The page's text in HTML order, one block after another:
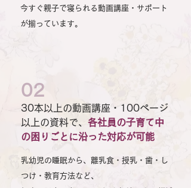
今すぐ親子で寝られる動画講座・サポート
が揃っています。
30本以上の動画講座・100ページ
以上の資料で、 各社員の子育て中
の困りごとに沿った対応が可能
02
乳幼児の睡眠から、離乳食・授乳・歯・し
つけ・教育方法など、